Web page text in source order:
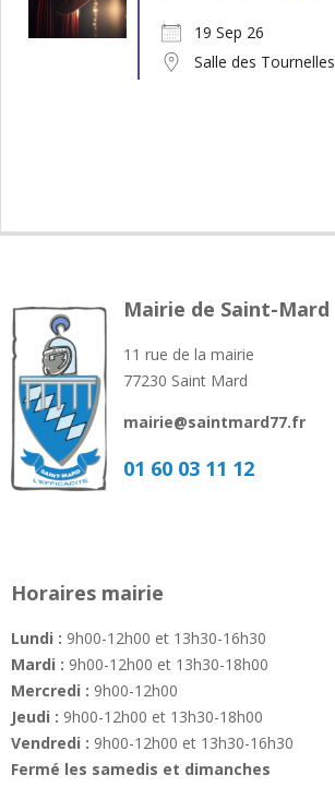
19 Sep 26
Salle des Tournelles
Mairie de Saint-Mard
11 rue de la mairie
77230 Saint Mard
mairie@saintmard77.fr
01 60 03 11 12
Horaires mairie
Lundi : 9h00-12h00 et 13h30-16h30
Mardi : 9h00-12h00 et 13h30-18h00
Mercredi : 9h00-12h00
Jeudi : 9h00-12h00 et 13h30-18h00
Vendredi : 9h00-12h00 et 13h30-16h30
Fermé les samedis et dimanches